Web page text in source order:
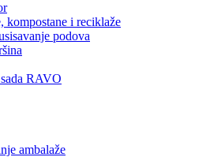
kompostane i reciklaže
podova
RAVO
ambalaže